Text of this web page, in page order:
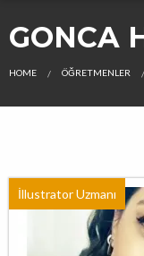
GONCA
HOME ÖĞRETMENLER
İllustrator Uzmanı